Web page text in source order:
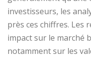
investisseurs, les
près ces chiffres. Les
impact sur le marché
notamment sur les